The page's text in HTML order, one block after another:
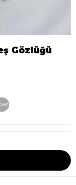
Gözlüğü